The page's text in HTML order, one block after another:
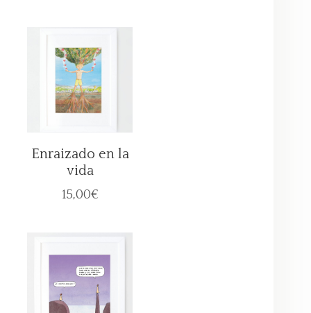
Enraizado en la
vida
15,00€